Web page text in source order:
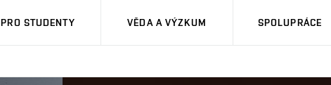
PRO STUDENTY VĚDA A VÝZKUM SPOLUPRÁCE